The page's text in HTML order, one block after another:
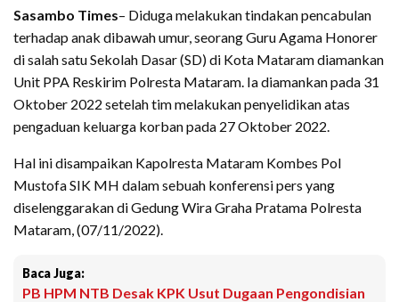
Sasambo Times– Diduga melakukan tindakan pencabulan
terhadap anak dibawah umur, seorang Guru Agama Honorer
di salah satu Sekolah Dasar (SD) di Kota Mataram diamankan
Unit PPA Reskirim Polresta Mataram. Ia diamankan pada 31
Oktober 2022 setelah tim melakukan penyelidikan atas
pengaduan keluarga korban pada 27 Oktober 2022.
Hal ini disampaikan Kapolresta Mataram Kombes Pol
Mustofa SIK MH dalam sebuah konferensi pers yang
diselenggarakan di Gedung Wira Graha Pratama Polresta
Mataram, (07/11/2022).
Baca Juga:
PB HPM NTB Desak KPK Usut Dugaan Pengondisian